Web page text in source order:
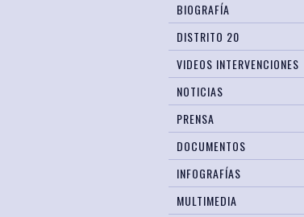
BIOGRAFÍA
DISTRITO 20
VIDEOS INTERVENCIONES
NOTICIAS
PRENSA
DOCUMENTOS
INFOGRAFÍAS
MULTIMEDIA